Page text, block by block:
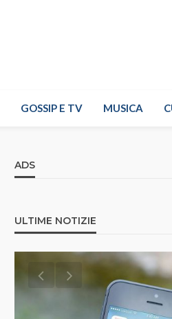
GOSSIP E TV MUSICA
ADS
ULTIME NOTIZIE